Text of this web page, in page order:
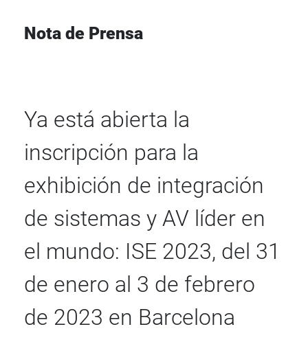
Nota de Prensa
Ya está abierta la
inscripción para la
exhibición de integración
de sistemas y AV líder en
el mundo: ISE 2023, del 31
de enero al 3 de febrero
de 2023 en Barcelona